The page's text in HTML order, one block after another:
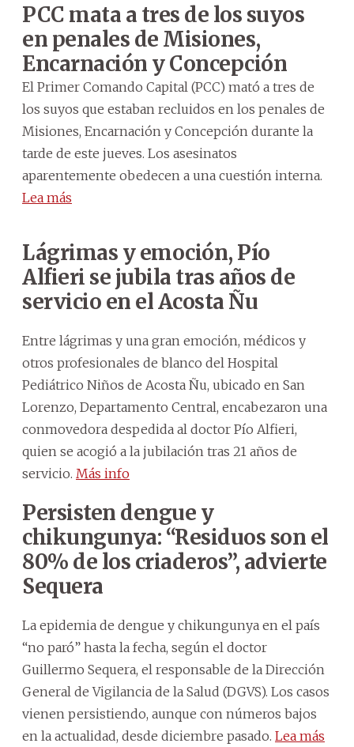
PCC mata a tres de los suyos
en penales de Misiones,
Encarnación y Concepción
El Primer Comando Capital (PCC) mató a tres de
los suyos que estaban recluidos en los penales de
Misiones, Encarnación y Concepción durante la
tarde de este jueves. Los asesinatos
aparentemente obedecen a una cuestión interna.
Lea más
Lágrimas y emoción, Pío
Alfieri se jubila tras años de
servicio en el Acosta Ñu
Entre lágrimas y una gran emoción, médicos y
otros profesionales de blanco del Hospital
Pediátrico Niños de Acosta Ñu, ubicado en San
Lorenzo, Departamento Central, encabezaron una
conmovedora despedida al doctor Pío Alfieri,
quien se acogió a la jubilación tras 21 años de
servicio. Más info
Persisten dengue y
chikungunya: “Residuos son el
80% de los criaderos”, advierte
Sequera
La epidemia de dengue y chikungunya en el país
“no paró” hasta la fecha, según el doctor
Guillermo Sequera, el responsable de la Dirección
General de Vigilancia de la Salud (DGVS). Los casos
vienen persistiendo, aunque con números bajos
en la actualidad, desde diciembre pasado. Lea más